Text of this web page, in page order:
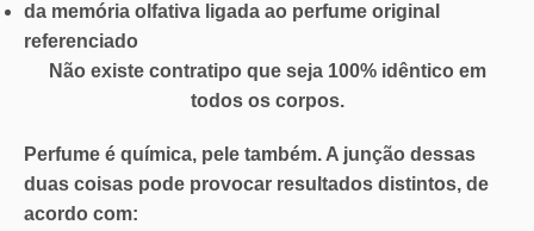
da memória olfativa ligada ao perfume original
referenciado
Não existe contratipo que seja 100% idêntico em
todos os corpos.
Perfume é química, pele também. A junção dessas
duas coisas pode provocar resultados distintos, de
acordo com: